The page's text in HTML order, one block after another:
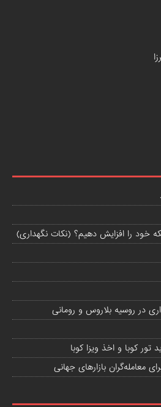
خود را افزایش دهیم؟ (نکات نگهداری)
در روسیه بلاروس و رومانی
کوبا و اخذ ویزا کوبا
معامله‌گران بازارهای جهانی